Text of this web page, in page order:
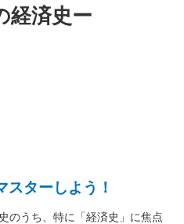
経済史ー
スターしよう！
のうち、特に「経済史」に焦点